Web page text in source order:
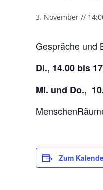
3. November //
Gespräche und
Di., 14.00 bis
Mi. und Do.,
Zum